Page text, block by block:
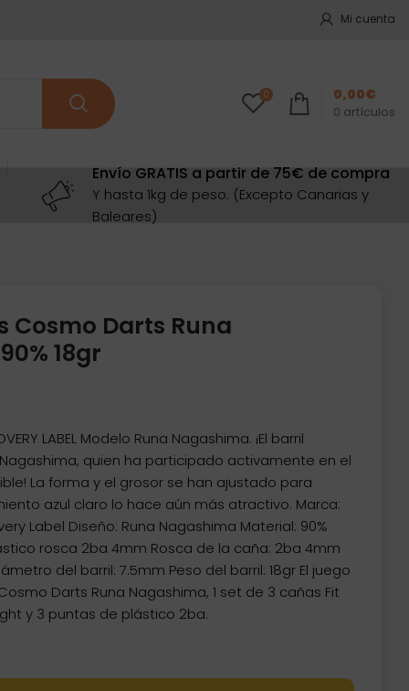
Mi cuenta
0
0 artículos
0,00€
Envío GRATIS a partir de 75€ de compra
Y hasta 1kg de peso. (Excepto Canarias y
Baleares)
Cosmo Darts Runa
18gr
LABEL Modelo Runa Nagashima. ¡El barril
Nagashima, quien ha participado activamente en el
La forma y el grosor se han ajustado para
azul claro lo hace aún más atractivo. Marca:
Label Diseño: Runa Nagashima Material: 90%
rosca 2ba 4mm Rosca de la caña: 2ba 4mm
del barril: 7.5mm Peso del barril: 18gr El juego
Darts Runa Nagashima, 1 set de 3 cañas Fit
y 3 puntas de plástico 2ba.